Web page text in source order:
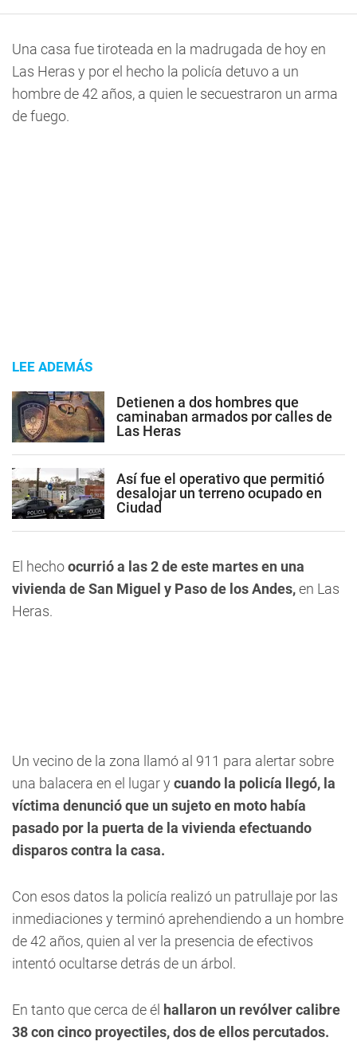
Una casa fue tiroteada en la madrugada de hoy en
Las Heras y por el hecho la policía detuvo a un
hombre de 42 años, a quien le secuestraron un arma
de fuego.
LEE ADEMÁS
Detienen a dos hombres que
caminaban armados por calles de
Las Heras
Así fue el operativo que permitió
desalojar un terreno ocupado en
Ciudad
El hechoocurrió a las 2 de este martes en una
vivienda de San Miguel y Paso de los Andes,en Las
Heras.
Un vecino de la zona llamó al 911 para alertar sobre
una balacera en el lugar y cuando la policía llegó, la
víctima denunció que un sujeto en moto había
pasado por la puerta de la vivienda efectuando
disparos contra la casa.
Con esos datos la policía realizó un patrullaje por las
inmediaciones y terminó aprehendiendo a un hombre
de 42 años, quien al ver la presencia de efectivos
intentó ocultarse detrás de un árbol.
En tanto que cerca de él hallaron un revólver calibre
38 con cinco proyectiles, dos de ellos percutados.